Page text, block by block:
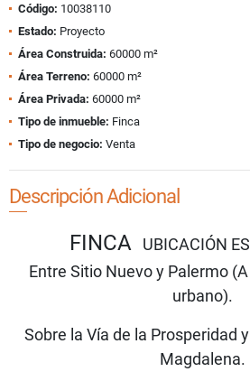
Código: 10038110
Estado: Proyecto
Área Construida: 60000 m²
Área Terreno: 60000 m²
Área Privada: 60000 m²
Tipo de inmueble: Finca
Tipo de negocio: Venta
Descripción Adicional
FINCA
UBICACIÓN
Entre Sitio Nuevo y Palermo
urbano).
Sobre la Vía de la Prosperidad
Magdalena.